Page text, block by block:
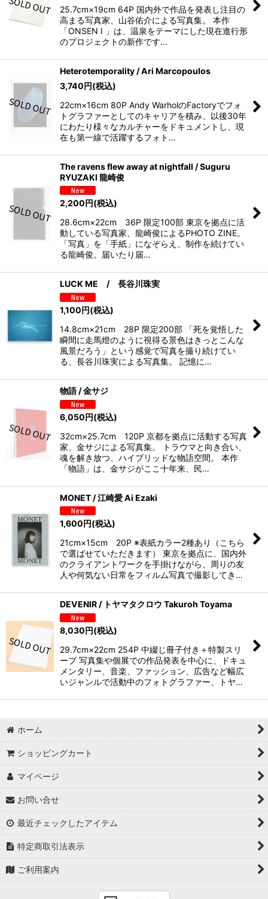
25.7cm×19cm 64P 国内外で作品を発表し注目の
高まる写真家、山谷佑介による写真集。 本作
「ONSEN I 」は、温泉をテーマにした現在進行形
のプロジェクトの新作です…
Heterotemporality / Ari Marcopoulos
3,740円(税込)
22cm×16cm 80P Andy WarholのFactoryでフォ
トグラファーとしてのキャリアを積み、以後30年
にわたり様々なカルチャーをドキュメントし、現
在も第一線で活躍するフォト…
The ravens flew away at nightfall / Suguru
RYUZAKI 龍崎俊
2,200円(税込)
28.6cm×22cm 36P 限定100部 東京を拠点に活
動している写真家、龍崎俊によるPHOTO ZINE。
「写真」を「手紙」になぞらえ、制作を続けてい
る龍崎俊。届いたり届…
LUCK ME / 長谷川珠実
1,100円(税込)
14.8cm×21cm 28P 限定200部 「死を覚悟した
瞬間に走馬燈のように視得る景色はきっとこんな
風景だろう」という感覚で写真を撮り続けてい
る、長谷川珠実による写真集。 記憶に…
物語 / 金サジ
6,050円(税込)
32cm×25.7cm 120P 京都を拠点に活動する写真
家、金サジによる写真集。 トラウマと向き合い、
魂を解き放つ、ハイブリッドな物語空間。 本作
「物語」は、金サジがここ十年来、民…
MONET / 江崎愛 Ai Ezaki
1,600円(税込)
21cm×15cm 20P ※表紙カラー2種あり（こちら
で選ばせていただきます） 東京を拠点に、国内外
のクライアントワークを手掛けながら、周りの友
人や何気ない日常をフィルム写真で撮影してき…
DEVENIR / トヤマタクロウ Takuroh Toyama
8,030円(税込)
29.7cm×22cm 254P 中綴じ冊子付き＋特製スリ
ーブ 写真集や個展での作品発表を中心に、ドキュ
メンタリー、音楽、ファッション、広告など幅広
いジャンルで活動中のフォトグラファー、トヤ…
ホーム
ショッピングカート
マイページ
お問い合せ
最近チェックしたアイテム
特定商取引法表示
ご利用案内